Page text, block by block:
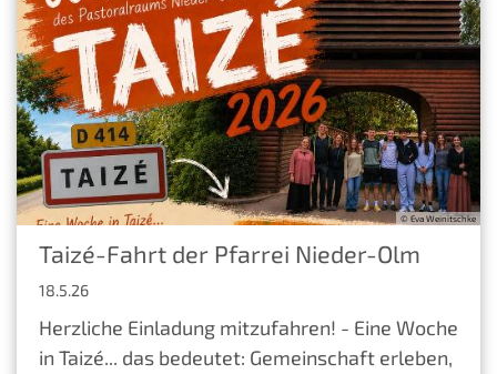
© Eva Weinitschke
Taizé-Fahrt der Pfarrei Nieder-Olm
18.5.26
Herzliche Einladung mitzufahren! - Eine Woche
in Taizé... das bedeutet: Gemeinschaft erleben,